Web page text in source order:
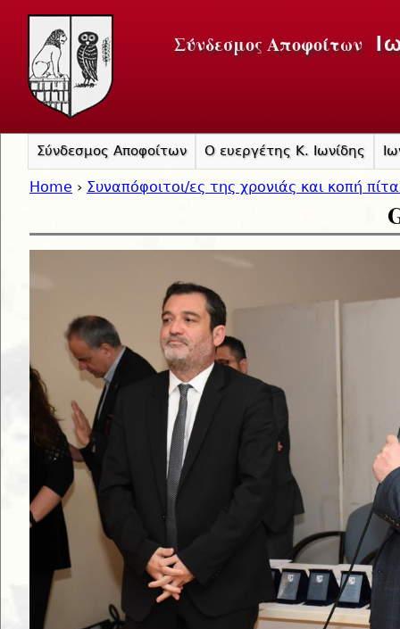
Σύνδεσμος Αποφοίτων
Home › Συναπόφοιτοι/ες της χρονιάς και κοπή
Σύνδεσμος Αποφοίτων Ο ευεργέτης Κ. Ιωνίδης